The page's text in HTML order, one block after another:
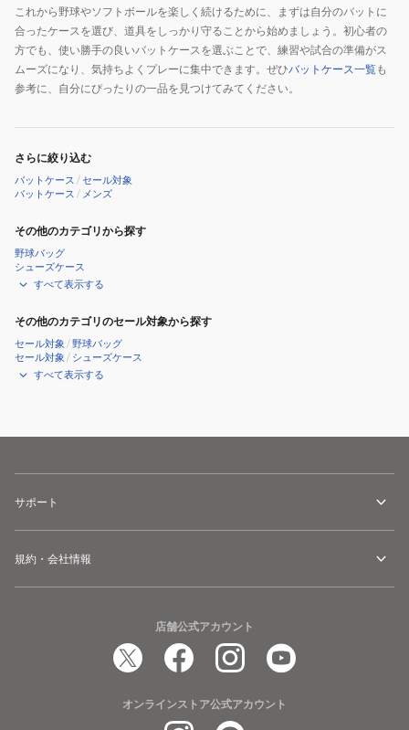
これから野球やソフトボールを楽しく続けるために、まずは自分のバットに
合ったケースを選び、道具をしっかり守ることから始めましょう。初心者の
方でも、使い勝手の良いバットケースを選ぶことで、練習や試合の準備がス
ムーズになり、気持ちよくプレーに集中できます。ぜひバットケース一覧も
参考に、自分にぴったりの一品を見つけてみてください。
さらに絞り込む
バットケース /セール対象
バットケース / メンズ
その他のカテゴリから探す
野球バッグ
シューズケース
すべて表示する
その他のカテゴリのセール対象から探す
セール対象 /野球バッグ
セール対象 / シューズケース
すべて表示する
サポート
規約・会社情報
店舗公式アカウント
オンラインストア公式アカウント